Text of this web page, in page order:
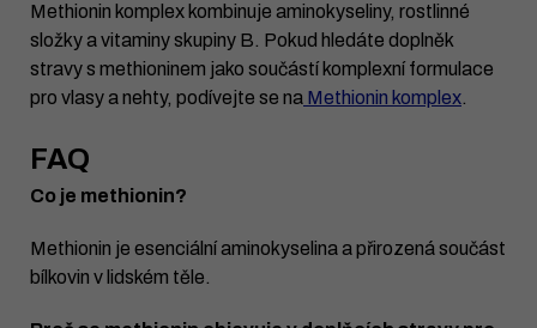
Methionin komplex kombinuje aminokyseliny, rostlinné
složky a vitaminy skupiny B. Pokud hledáte doplněk
stravy s methioninem jako součástí komplexní formulace
pro vlasy a nehty, podívejte se na Methionin komplex.
FAQ
Co je methionin?
Methionin je esenciální aminokyselina a přirozená součást
bílkovin v lidském těle.